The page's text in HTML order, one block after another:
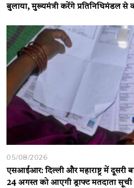
बुलाया, मुख्यमंत्री करेंगे प्रतिनिधिमंडल से
05/08/2026
एसआईआर: दिल्ली और महाराष्ट्र में दूसरी
24 अगस्त को आएगी ड्राफ्ट मतदाता सूची